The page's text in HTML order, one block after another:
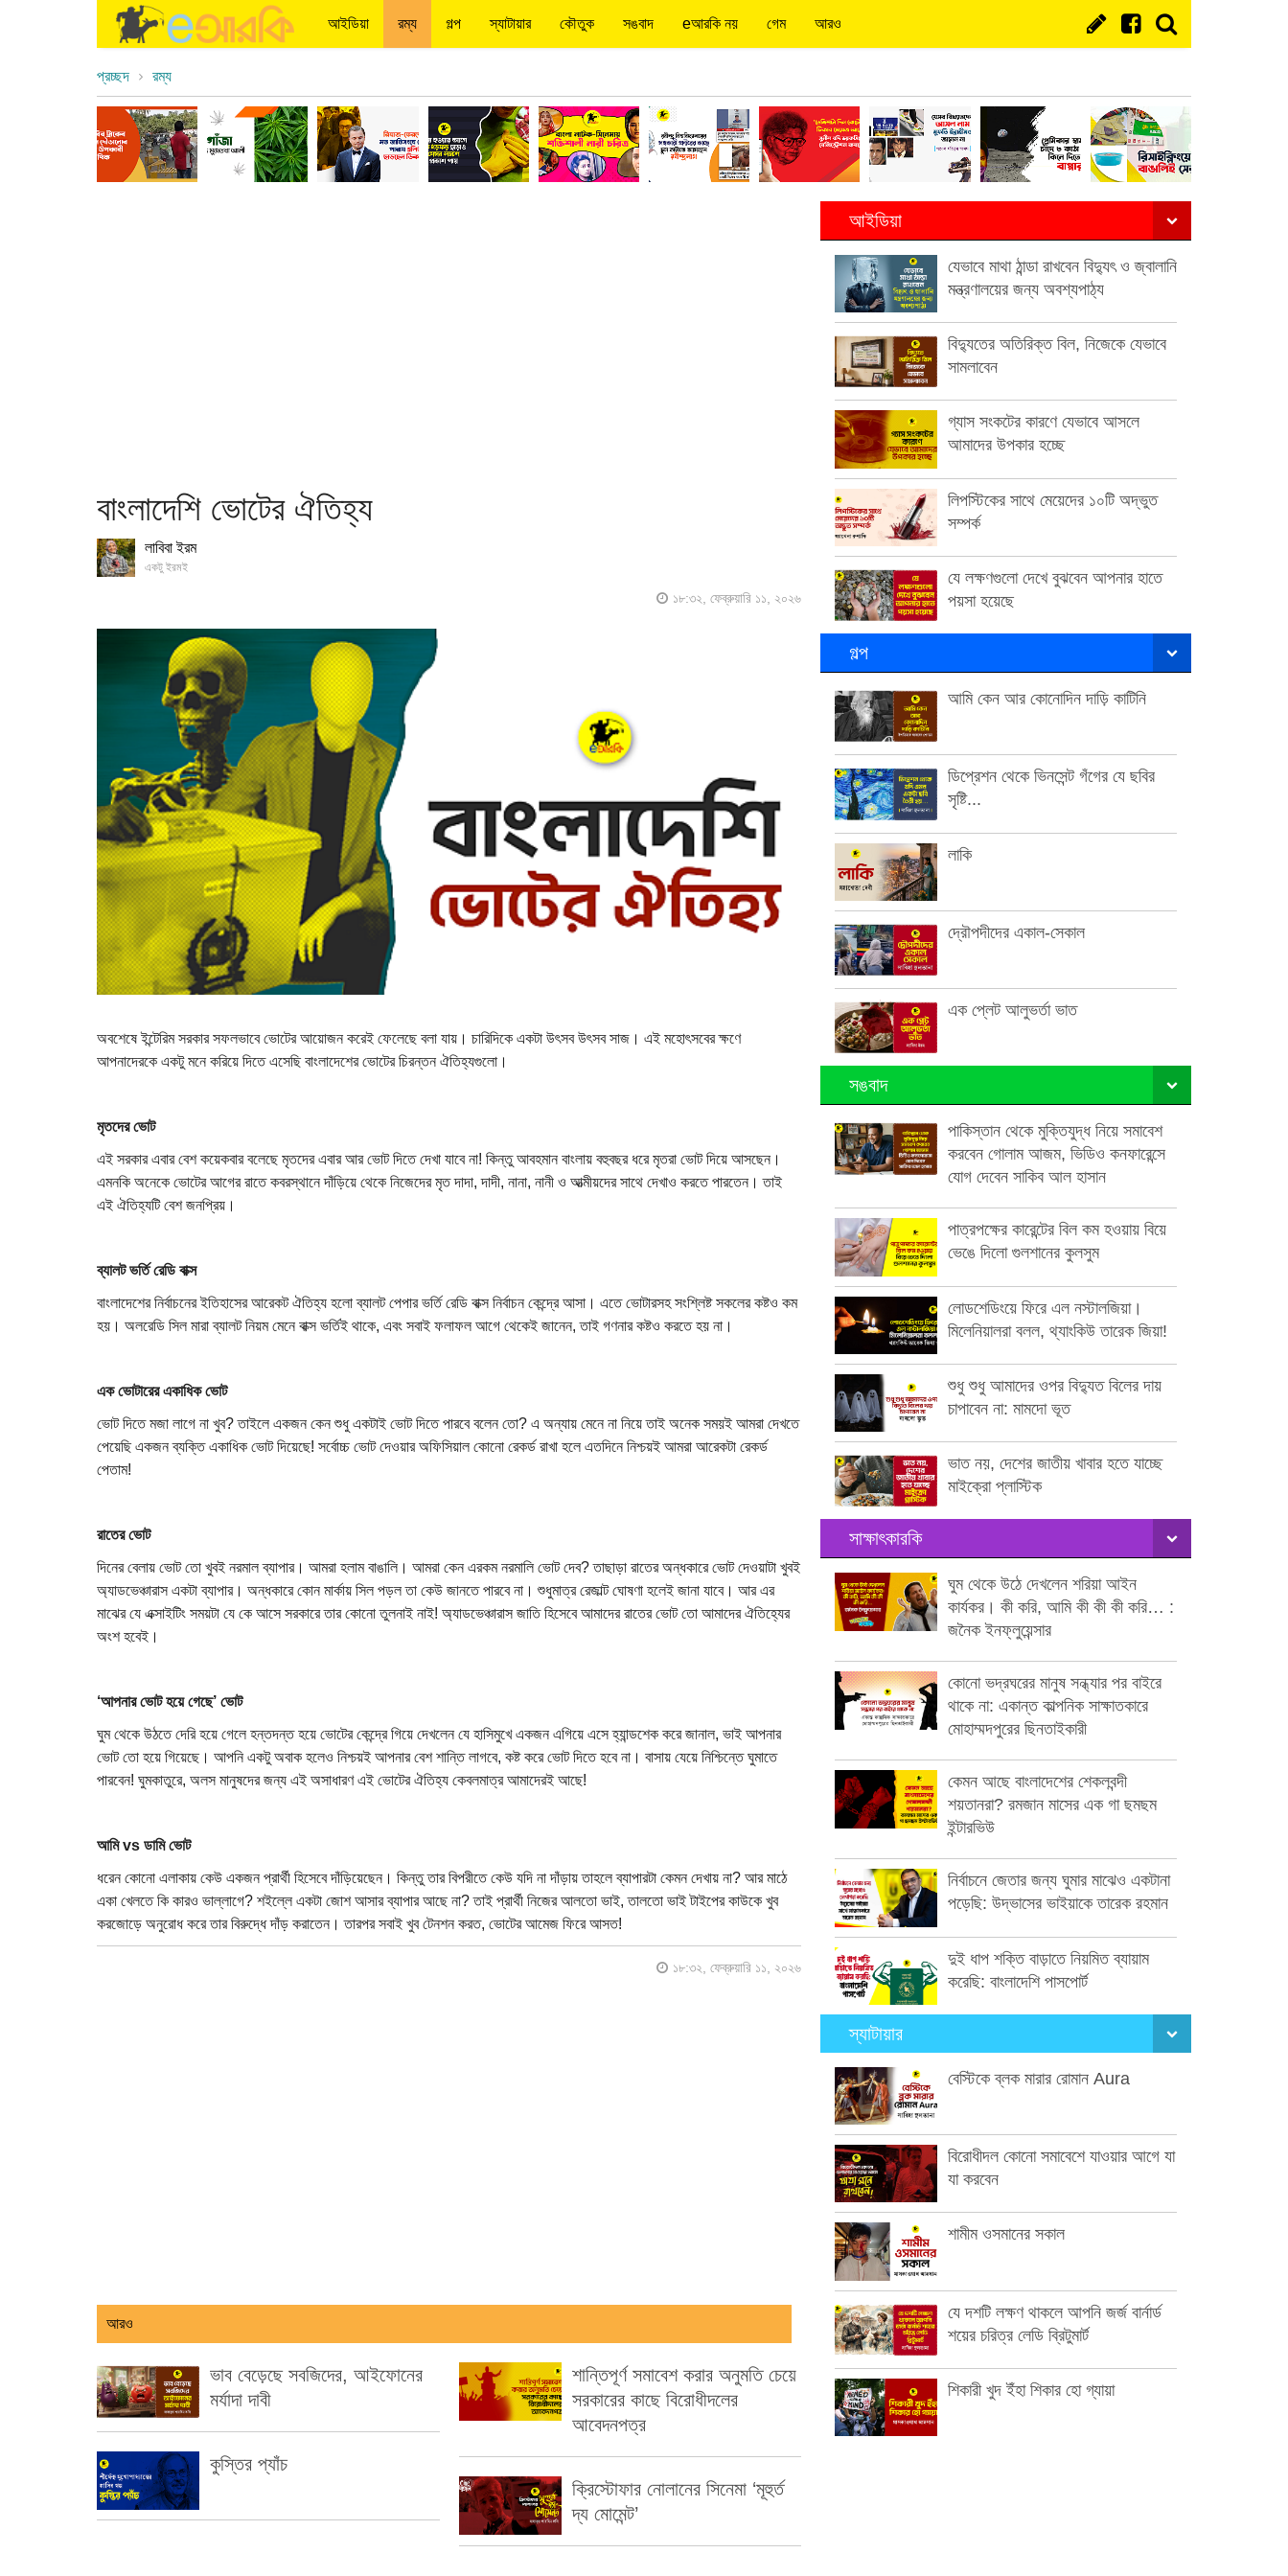
আইডিয়া রম্য গল্প স্যাটায়ার কৌতুক সঙবাদ eআরকি নয় গেম আরও
প্রচ্ছদ রম্য
বাংলাদেশি ভোটের ঐতিহ্য
লাবিবা ইরম
একটু ইরমই
১৮:৩২, ফেব্রুয়ারি ১১, ২০২৬
অবশেষে ইন্টেরিম সরকার সফলভাবে ভোটের আয়োজন করেই ফেলেছে বলা যায়। চারিদিকে একটা উৎসব উৎসব সাজ। এই মহোৎসবের ক্ষণে
আপনাদেরকে একটু মনে করিয়ে দিতে এসেছি বাংলাদেশের ভোটের চিরন্তন ঐতিহ্যগুলো।
মৃতদের ভোট
এই সরকার এবার বেশ কয়েকবার বলেছে মৃতদের এবার আর ভোট দিতে দেখা যাবে না! কিন্তু আবহমান বাংলায় বহুবছর ধরে মৃতরা ভোট দিয়ে আসছেন।
এমনকি অনেকে ভোটের আগের রাতে কবরস্থানে দাঁড়িয়ে থেকে নিজেদের মৃত দাদা, দাদী, নানা, নানী ও আত্মীয়দের সাথে দেখাও করতে পারতেন। তাই
এই ঐতিহ্যটি বেশ জনপ্রিয়।
ব্যালট ভর্তি রেডি বাক্স
বাংলাদেশের নির্বাচনের ইতিহাসের আরেকট ঐতিহ্য হলো ব্যালট পেপার ভর্তি রেডি বাক্স নির্বাচন কেন্দ্রে আসা। এতে ভোটারসহ সংশ্লিষ্ট সকলের কষ্টও কম
হয়। অলরেডি সিল মারা ব্যালট নিয়ম মেনে বাক্স ভর্তিই থাকে, এবং সবাই ফলাফল আগে থেকেই জানেন, তাই গণনার কষ্টও করতে হয় না।
এক ভোটারের একাধিক ভোট
ভোট দিতে মজা লাগে না খুব? তাইলে একজন কেন শুধু একটাই ভোট দিতে পারবে বলেন তো? এ অন্যায় মেনে না নিয়ে তাই অনেক সময়ই আমরা দেখতে
পেয়েছি একজন ব্যক্তি একাধিক ভোট দিয়েছে! সর্বোচ্চ ভোট দেওয়ার অফিসিয়াল কোনো রেকর্ড রাখা হলে এতদিনে নিশ্চয়ই আমরা আরেকটা রেকর্ড
পেতাম!
রাতের ভোট
দিনের বেলায় ভোট তো খুবই নরমাল ব্যাপার। আমরা হলাম বাঙালি। আমরা কেন এরকম নরমালি ভোট দেব? তাছাড়া রাতের অন্ধকারে ভোট দেওয়াটা খুবই
অ্যাডভেঞ্চারাস একটা ব্যাপার। অন্ধকারে কোন মার্কায় সিল পড়ল তা কেউ জানতে পারবে না। শুধুমাত্র রেজাল্ট ঘোষণা হলেই জানা যাবে। আর এর
মাঝের যে এক্সাইটিং সময়টা যে কে আসে সরকারে তার কোনো তুলনাই নাই! অ্যাডভেঞ্চারাস জাতি হিসেবে আমাদের রাতের ভোট তো আমাদের ঐতিহ্যের
অংশ হবেই।
‘আপনার ভোট হয়ে গেছে’ ভোট
ঘুম থেকে উঠতে দেরি হয়ে গেলে হন্তদন্ত হয়ে ভোটের কেন্দ্রে গিয়ে দেখলেন যে হাসিমুখে একজন এগিয়ে এসে হ্যান্ডশেক করে জানাল, ভাই আপনার
ভোট তো হয়ে গিয়েছে। আপনি একটু অবাক হলেও নিশ্চয়ই আপনার বেশ শান্তি লাগবে, কষ্ট করে ভোট দিতে হবে না। বাসায় যেয়ে নিশ্চিন্তে ঘুমাতে
পারবেন! ঘুমকাতুরে, অলস মানুষদের জন্য এই অসাধারণ এই ভোটের ঐতিহ্য কেবলমাত্র আমাদেরই আছে!
আমিvs ডামি ভোট
ধরেন কোনো এলাকায় কেউ একজন প্রার্থী হিসেবে দাঁড়িয়েছেন। কিন্তু তার বিপরীতে কেউ যদি না দাঁড়ায় তাহলে ব্যাপারটা কেমন দেখায় না? আর মাঠে
একা খেলতে কি কারও ভাল্লাগে? শইল্লে একটা জোশ আসার ব্যাপার আছে না? তাই প্রার্থী নিজের আলতো ভাই, তালতো ভাই টাইপের কাউকে খুব
করজোড়ে অনুরোধ করে তার বিরুদ্ধে দাঁড় করাতেন। তারপর সবাই খুব টেনশন করত, ভোটের আমেজ ফিরে আসত!
১৮:৩২, ফেব্রুয়ারি ১১, ২০২৬
আরও
ভাব বেড়েছে সবজিদের, আইফোনের
মর্যাদা দাবী
কুস্তির প্যাঁচ
শান্তিপূর্ণ সমাবেশ করার অনুমতি চেয়ে
সরকারের কাছে বিরোধীদলের
আবেদনপত্র
ক্রিস্টোফার নোলানের সিনেমা ‘মূহুর্ত
দ্য মোমেন্ট’
আইডিয়া
যেভাবে মাথা ঠান্ডা রাখবেন বিদ্যুৎ ও জ্বালানি
মন্ত্রণালয়ের জন্য অবশ্যপাঠ্য
বিদ্যুতের অতিরিক্ত বিল, নিজেকে যেভাবে
সামলাবেন
গ্যাস সংকটের কারণে যেভাবে আসলে
আমাদের উপকার হচ্ছে
লিপস্টিকের সাথে মেয়েদের ১০টি অদ্ভুত
সম্পর্ক
যে লক্ষণগুলো দেখে বুঝবেন আপনার হাতে
পয়সা হয়েছে
গল্প
আমি কেন আর কোনোদিন দাড়ি কাটিনি
ডিপ্রেশন থেকে ভিনসেন্ট গঁগের যে ছবির
সৃষ্টি...
লাকি
দ্রৌপদীদের একাল-সেকাল
এক প্লেট আলুভর্তা ভাত
সঙবাদ
পাকিস্তান থেকে মুক্তিযুদ্ধ নিয়ে সমাবেশ
করবেন গোলাম আজম, ভিডিও কনফারেন্সে
যোগ দেবেন সাকিব আল হাসান
পাত্রপক্ষের কারেন্টের বিল কম হওয়ায় বিয়ে
ভেঙে দিলো গুলশানের কুলসুম
লোডশেডিংয়ে ফিরে এল নস্টালজিয়া।
মিলেনিয়ালরা বলল, থ্যাংকিউ তারেক জিয়া!
শুধু শুধু আমাদের ওপর বিদ্যুত বিলের দায়
চাপাবেন না: মামদো ভূত
ভাত নয়, দেশের জাতীয় খাবার হতে যাচ্ছে
মাইক্রো প্লাস্টিক
সাক্ষাৎকারকি
ঘুম থেকে উঠে দেখলেন শরিয়া আইন
কার্যকর। কী করি, আমি কী কী কী করি… :
জনৈক ইনফ্লুয়েন্সার
কোনো ভদ্রঘরের মানুষ সন্ধ্যার পর বাইরে
থাকে না: একান্ত কাল্পনিক সাক্ষাতকারে
মোহাম্মদপুরের ছিনতাইকারী
কেমন আছে বাংলাদেশের শেকলবন্দী
শয়তানরা? রমজান মাসের এক গা ছমছম
ইন্টারভিউ
নির্বাচনে জেতার জন্য ঘুমার মাঝেও একটানা
পড়েছি: উদ্ভাসের ভাইয়াকে তারেক রহমান
দুই ধাপ শক্তি বাড়াতে নিয়মিত ব্যায়াম
করেছি: বাংলাদেশি পাসপোর্ট
স্যাটায়ার
বেস্টিকে ব্লক মারার রোমান Aura
বিরোধীদল কোনো সমাবেশে যাওয়ার আগে যা
যা করবেন
শামীম ওসমানের সকাল
যে দশটি লক্ষণ থাকলে আপনি জর্জ বার্নার্ড
শয়ের চরিত্র লেডি ব্রিটুমার্ট
শিকারী খুদ ইঁহা শিকার হো গ্যায়া